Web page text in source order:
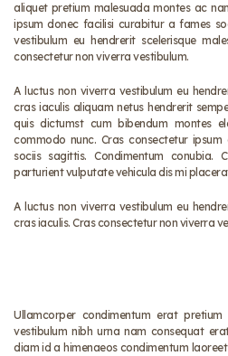
aliquet pretium malesuada montes ac
ipsum donec facilisi curabitur a fames
vestibulum eu hendrerit scelerisque
consectetur non viverra vestibulum.
A luctus non viverra vestibulum eu
cras iaculis aliquam netus hendrerit
quis dictumst cum bibendum montes
commodo nunc. Cras consectetur
sociis sagittis. Condimentum conubia.
parturient vulputate vehicula dis mi
A luctus non viverra vestibulum eu
cras iaculis. Cras consectetur non viverra
Ullamcorper condimentum erat
vestibulum nibh urna nam consequat
diam id a himenaeos condimentum